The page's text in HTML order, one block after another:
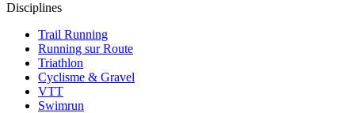
Disciplines
Trail Running
Running sur Route
Triathlon
Cyclisme & Gravel
VTT
Swimrun